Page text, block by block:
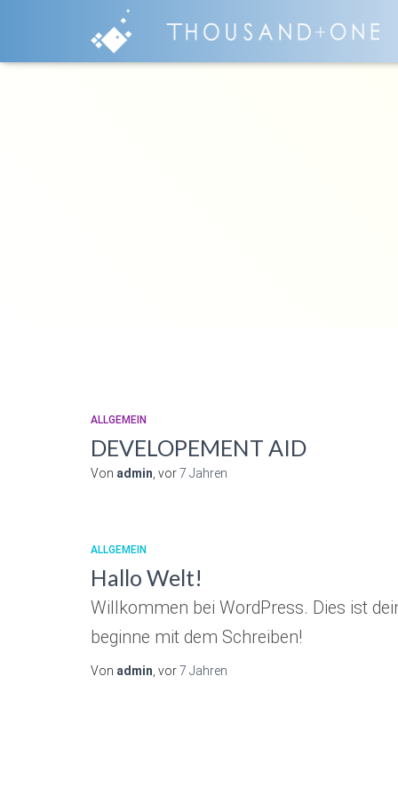
ALLGEMEIN
DEVELOPEMENT AID
Von admin , vor7 Jahren
ALLGEMEIN
Hallo Welt!
Willkommen bei WordPress. Dies ist
beginne mit dem Schreiben!
Von admin , vor7 Jahren